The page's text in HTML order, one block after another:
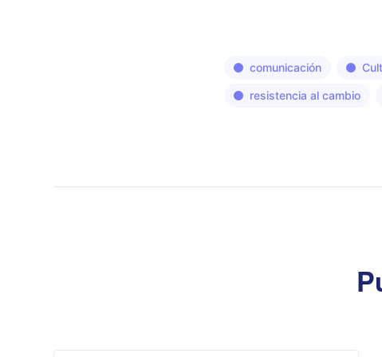
comunicación
resistencia al cambio